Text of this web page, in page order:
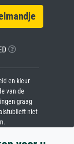
en kleur
van de
graag
niet